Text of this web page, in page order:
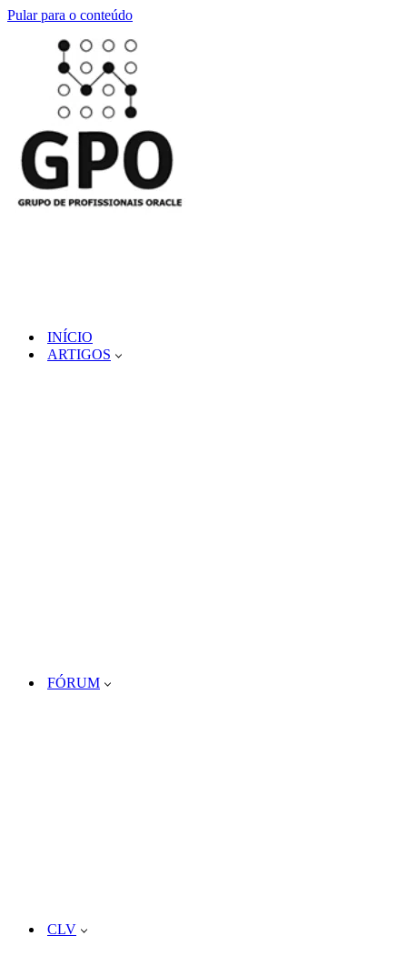
Pular para o conteúdo
INÍCIO
ARTIGOS
FÓRUM
CLV